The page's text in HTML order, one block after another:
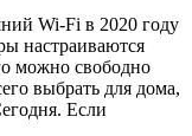
Wi-Fi в 2020 году
настраиваются
можно свободно
выбрать для дома,
Если